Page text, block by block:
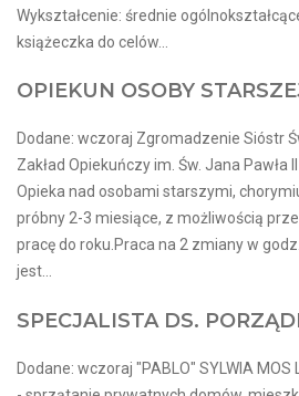
Wykształcenie: średnie
książeczka do celów...
OPIEKUN OSOBY
Dodane: wczoraj Zgromadzenie Sióstr
Zakład Opiekuńczy im. Św. Jana Pawła
Opieka nad osobami starszymi,
próbny 2-3 miesiące, z możliwością
pracę do roku.Praca na 2 zmiany w
jest...
SPECJALISTA DS.
Dodane: wczoraj "PABLO" SYLWIA MOS